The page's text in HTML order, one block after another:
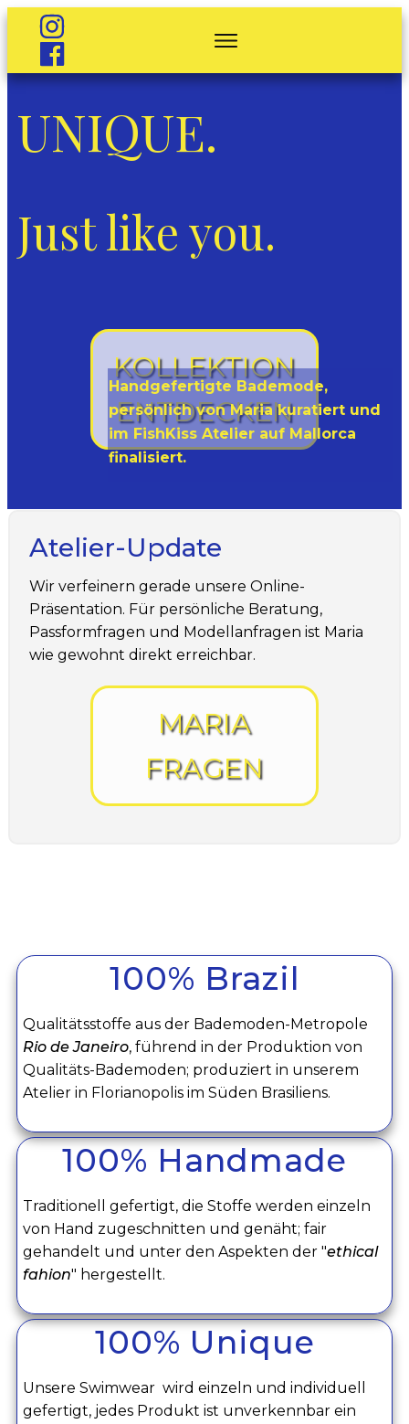
HOME DIE STORY BESCHREIBUNG
SHOP
UNIQUE.
Just like you.
KOLLEKTION
ENTDECKEN
Handgefertigte Bademode,
persönlich von Maria kuratiert und
im FishKiss Atelier auf Mallorca
finalisiert.
Atelier-Update
Wir verfeinern gerade unsere Online-
Präsentation. Für persönliche Beratung,
Passformfragen und Modellanfragen ist Maria
wie gewohnt direkt erreichbar.
MARIA
FRAGEN
100% Brazil
Qualitätsstoffe aus der Bademoden-Metropole
Rio de Janeiro, führend in der Produktion von
Qualitäts-Bademoden; produziert in unserem
Atelier in Florianopolis im Süden Brasiliens.
100% Handmade
Traditionell gefertigt, die Stoffe werden einzeln
von Hand zugeschnitten und genäht; fair
gehandelt und unter den Aspekten der "ethical
fahion" hergestellt.
100% Unique
Unsere Swimwear wird einzeln und individuell
gefertigt, jedes Produkt ist unverkennbar ein